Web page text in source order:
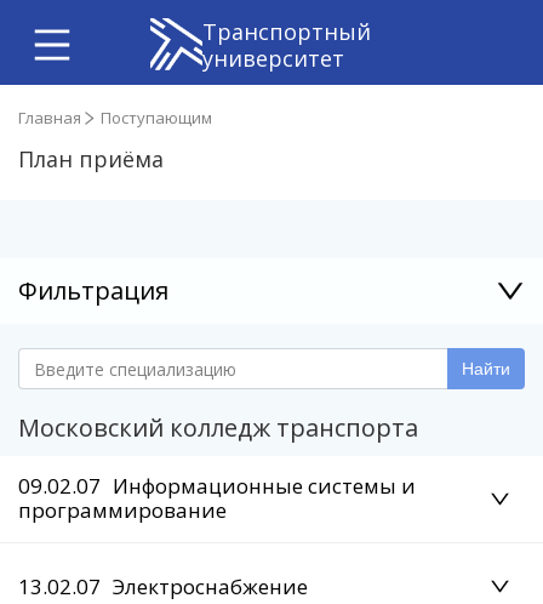
Транспортный
университет
Главная Поступающим
План приёма
Фильтрация
Найти
Московский колледж транспорта
09.02.07 Информационные системы и
программирование
13.02.07 Электроснабжение